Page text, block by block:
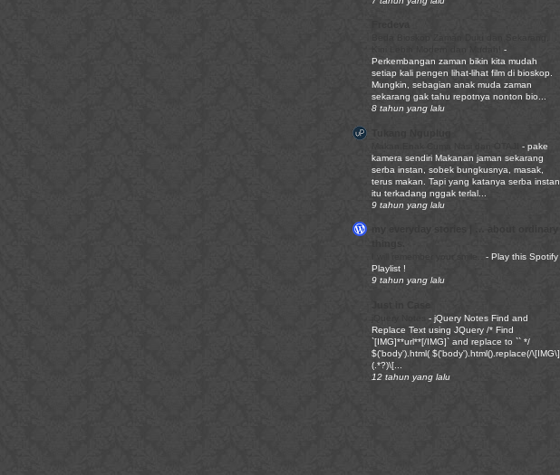
-
Perkembangan zaman bikin kita mudah
setiap kali pengen lihat-lihat film di bioskop.
Mungkin, sebagian anak muda zaman
sekarang gak tahu repotnya nonton bio...
8 tahun yang lalu
- pake
kamera sendiri Makanan jaman sekarang
serba instan, sobek bungkusnya, masak,
terus makan. Tapi yang katanya serba instan
itu terkadang nggak terlal...
9 tahun yang lalu
- Play this Spotify
Playlist !
9 tahun yang lalu
- jQuery Notes Find and
Replace Text using JQuery /* Find
`[IMG]**url**[/IMG]` and replace to `` */
$('body').html( $('body').html().replace(/\[IMG\]
(.*?)\[...
12 tahun yang lalu